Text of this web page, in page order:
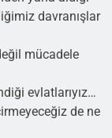
davranışlar
mücadele
evlatlarıyız…
de ne